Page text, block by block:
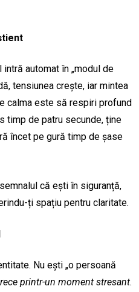
automat în „modul de
tensiunea crește, iar mintea
calma este să respiri profund
timp de patru secunde, ține
încet pe gură timp de șase
că ești în siguranță,
ți spațiu pentru claritate.
Nu ești „o persoană
printr-un moment stresant.